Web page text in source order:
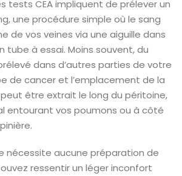
tests CEA impliquent de prélever un
une procédure simple où le sang
de vos veines via une aiguille dans
tube à essai. Moins souvent, du
dans d’autres parties de votre
de cancer et l’emplacement de la
peut être extrait le long du péritoine,
entourant vos poumons ou à côté
nécessite aucune préparation de
ressentir un léger inconfort